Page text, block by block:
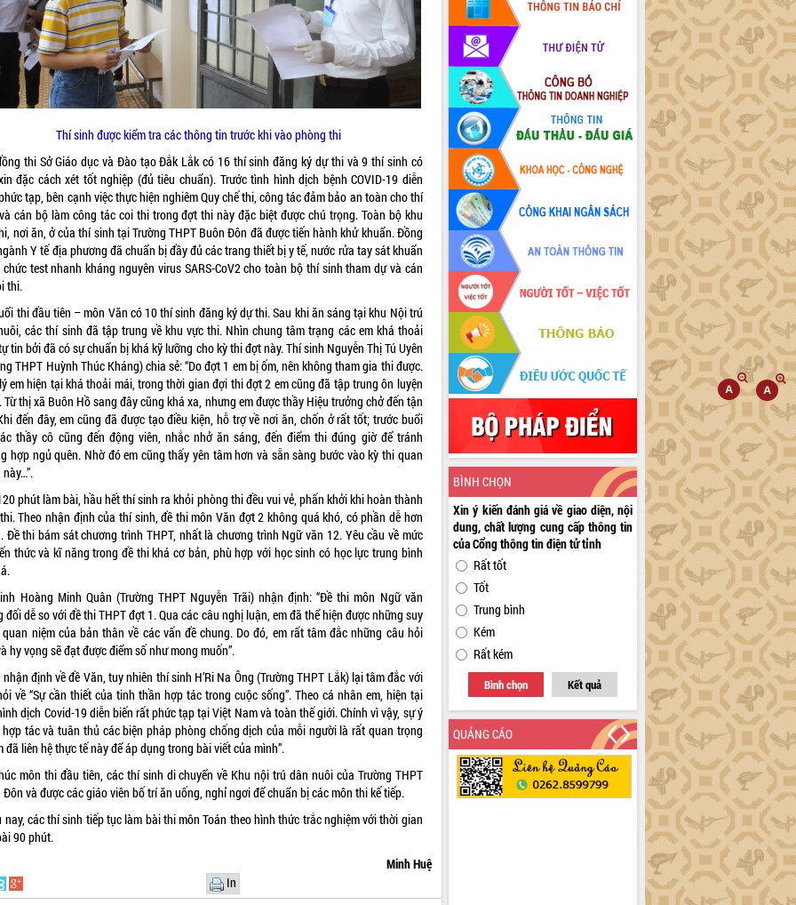
Thí sinh được kiểm tra các thông tin trước khi vào phòng thi
thi Sở Giáo dục và Đào tạo Đắk Lắk có 16 thí sinh đăng ký dự thi và 9 thí sinh có
đặc cách xét tốt nghiệp (đủ tiêu chuẩn). Trước tình hình dịch bệnh COVID-19 diễn
tạp, bên cạnh việc thực hiện nghiêm Quy chế thi, công tác đảm bảo an toàn cho thí
cán bộ làm công tác coi thi trong đợt thi này đặc biệt được chú trọng. Toàn bộ khu
nơi ăn, ở của thí sinh tại Trường THPT Buôn Đôn đã được tiến hành khử khuẩn. Đồng
Y tế địa phương đã chuẩn bị đầy đủ các trang thiết bị y tế, nước rửa tay sát khuẩn
test nhanh kháng nguyên virus SARS-CoV2 cho toàn bộ thí sinh tham dự và cán
thi.
thi đầu tiên – môn Văn có 10 thí sinh đăng ký dự thi. Sau khi ăn sáng tại khu Nội trú
các thí sinh đã tập trung về khu vực thi. Nhìn chung tâm trạng các em khá thoải
tin bởi đã có sự chuẩn bị khá kỹ lưỡng cho kỳ thi đợt này. Thí sinh Nguyễn Thị Tú Uyên
THPT Huỳnh Thúc Kháng) chia sẻ: “Do đợt 1 em bị ốm, nên không tham gia thi được.
em hiện tại khá thoải mái, trong thời gian đợi thi đợt 2 em cũng đã tập trung ôn luyện
Từ thị xã Buôn Hồ sang đây cũng khá xa, nhưng em được thầy Hiệu trưởng chở đến tận
đến đây, em cũng đã được tạo điều kiện, hỗ trợ về nơi ăn, chốn ở rất tốt; trước buổi
thầy cô cũng đến động viên, nhắc nhở ăn sáng, đến điểm thi đúng giờ để tránh
hợp ngủ quên. Nhờ đó em cũng thấy yên tâm hơn và sẵn sàng bước vào kỳ thi quan
phút làm bài, hầu hết thí sinh ra khỏi phòng thi đều vui vẻ, phấn khởi khi hoàn thành
Theo nhận định của thí sinh, đề thi môn Văn đợt 2 không quá khó, có phần dễ hơn
Đề thi bám sát chương trình THPT, nhất là chương trình Ngữ văn 12. Yêu cầu về mức
thức và kĩ năng trong đề thi khá cơ bản, phù hợp với học sinh có học lực trung bình
Hoàng Minh Quân (Trường THPT Nguyễn Trãi) nhận định: “Đề thi môn Ngữ văn
đối dễ so với đề thi THPT đợt 1. Qua các câu nghị luận, em đã thể hiện được những suy
niệm của bản thân về các vấn đề chung. Do đó, em rất tâm đắc những câu hỏi
hy vọng sẽ đạt được điểm số như mong muốn”.
nhận định về đề Văn, tuy nhiên thí sinh H’Ri Na Ông (Trường THPT Lắk) lại tâm đắc với
về “Sự cần thiết của tinh thần hợp tác trong cuộc sống”. Theo cá nhân em, hiện tại
dịch Covid-19 diễn biến rất phức tạp tại Việt Nam và toàn thế giới. Chính vì vậy, sự ý
tác và tuân thủ các biện pháp phòng chống dịch của mỗi người là rất quan trọng
đã liên hệ thực tế này để áp dụng trong bài viết của mình”.
môn thi đầu tiên, các thí sinh di chuyển về Khu nội trú dân nuôi của Trường THPT
Đôn và được các giáo viên bố trí ăn uống, nghỉ ngơi để chuẩn bị các môn thi kế tiếp.
nay, các thí sinh tiếp tục làm bài thi môn Toán theo hình thức trắc nghiệm với thời gian
90 phút.
Minh Huệ
In
BÌNH CHỌN
Xin ý kiến đánh giá về giao diện, nội
dung, chất lượng cung cấp thông tin
của Cổng thông tin điện tử tỉnh
Rất tốt
Tốt
Trung bình
Kém
Rất kém
Bình chọn Kết quả
QUẢNG CÁO